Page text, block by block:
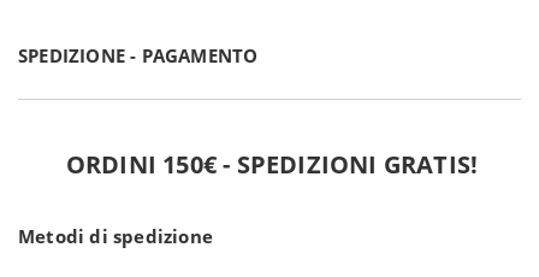
SPEDIZIONE - PAGAMENTO
ORDINI 150€ - SPEDIZIONI GRATIS!
Metodi di spedizione